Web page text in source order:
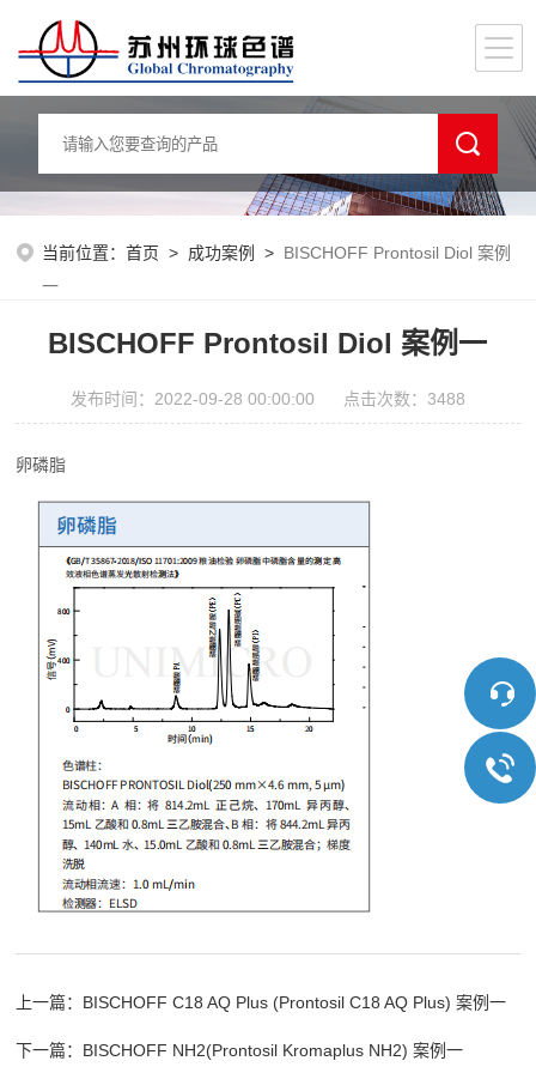
当前位置：首页 > 成功案例 > BISCHOFF Prontosil Diol 案例
一
BISCHOFF Prontosil Diol 案例一
发布时间：2022-09-28 00:00:00 点击次数：3488
卵磷脂
上一篇： BISCHOFF C18 AQ Plus (Prontosil C18 AQ Plus) 案例一
下一篇： BISCHOFF NH2(Prontosil Kromaplus NH2) 案例一